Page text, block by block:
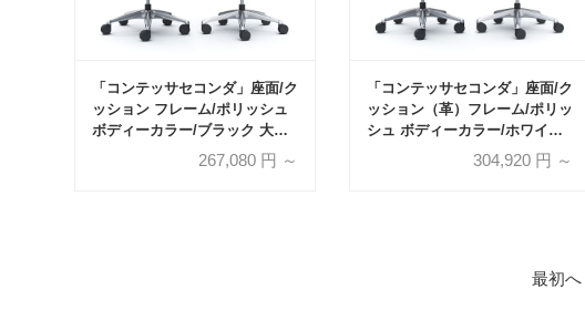
「コンテッサセコンダ」座面/ク
ッション フレーム/ポリッシュ
ボディーカラー/ブラック 大型
ヘッドレスト 張地全13色 ラン
バーサポート有・無【受注生産
267,080円 ～
「コンテッサセコンダ」座面/ク
ッション（革）フレーム/ポリッ
シュ ボディーカラー/ホワイト
大型ヘッドレスト 張地全3色 ラ
ンバーサポート有・無【受注生
304,920円 ～
最初へ